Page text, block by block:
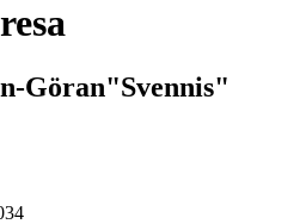
Göran"Svennis"